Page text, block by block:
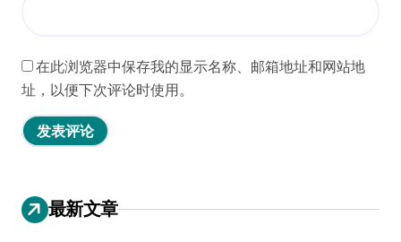
在此浏览器中保存我的显示名称、邮箱地址和网站地
址，以便下次评论时使用。
最新文章